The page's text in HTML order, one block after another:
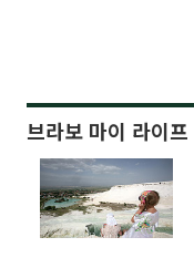
브라보 마이 라이프